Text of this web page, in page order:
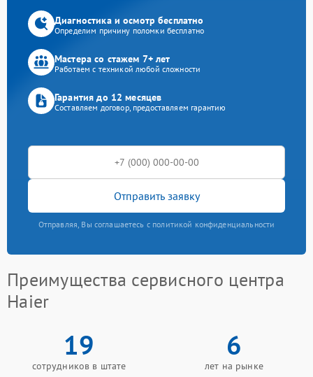
Диагностика и осмотр бесплатно
Определим причину поломки бесплатно
Мастера со стажем 7+ лет
Работаем с техникой любой сложности
Гарантия до 12 месяцев
Составляем договор, предоставляем гарантию
Отправить заявку
Отправляя, Вы соглашаетесь с политикой конфиденциальности
Преимущества сервисного центра
Haier
19
сотрудников в штате
6
лет на рынке